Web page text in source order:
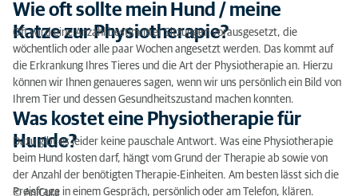
Wie oft sollte mein Hund / meine
Katze zur Physiotherapie?
Oft wird eine Anzahl bestimmter Sitzungen vorausgesetzt, die
wöchentlich oder alle paar Wochen angesetzt werden. Das kommt auf
die Erkrankung Ihres Tieres und die Art der Physiotherapie an. Hierzu
können wir Ihnen genaueres sagen, wenn wir uns persönlich ein Bild von
Ihrem Tier und dessen Gesundheitszustand machen konnten.
Was kostet eine Physiotherapie für
Hunde?
Dazu gibt es leider keine pauschale Antwort. Was eine Physiotherapie
beim Hund kosten darf, hängt vom Grund der Therapie ab sowie von
der Anzahl der benötigten Therapie-Einheiten. Am besten lässt sich die
Preisfrage in einem Gespräch, persönlich oder am Telefon, klären.
© AniCura